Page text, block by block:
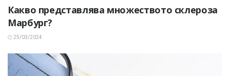
Какво представлява множеството склероза
Марбург?
25/03/2024